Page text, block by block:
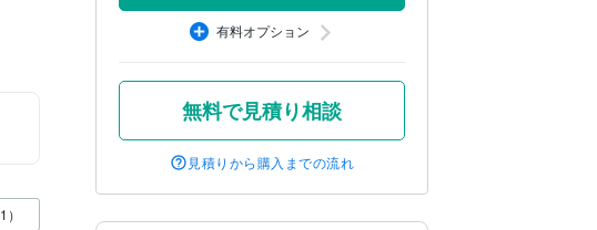
有料オプション
無料で見積り相談
見積りから購入までの流れ